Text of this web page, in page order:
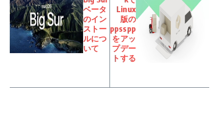
ベータ
のイン
ストー
ルにつ
いて
Linux
版の
ppsspp
をアッ
プデー
トする